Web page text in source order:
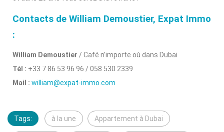
Contacts de William Demoustier, Expat Immo
:
William Demoustier / Café n’importe où dans Dubai
Tél : +33 7 86 53 96 96 / 058 530 2339
Mail : william@expat-immo.com
Tags: à la une Appartement à Dubai